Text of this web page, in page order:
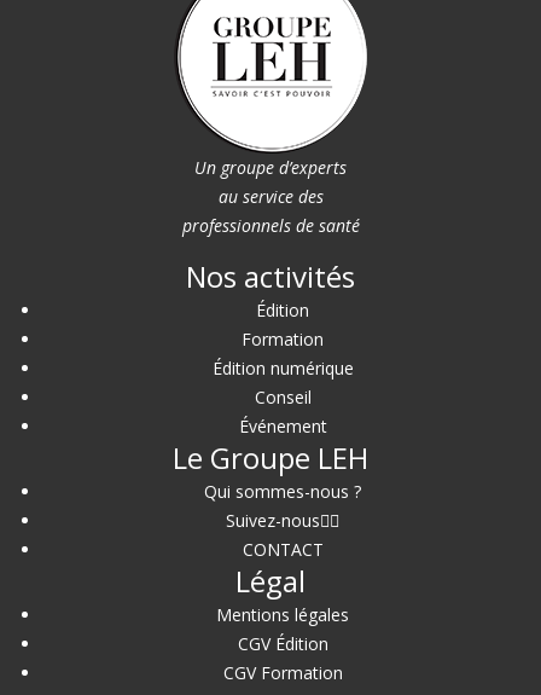
Un groupe d’experts
au service des
professionnels de santé
Nos activités
Édition
Formation
Édition numérique
Conseil
Événement
Le Groupe LEH
Qui sommes-nous ?
Suivez-nous
CONTACT
Légal
Mentions légales
CGV Édition
CGV Formation